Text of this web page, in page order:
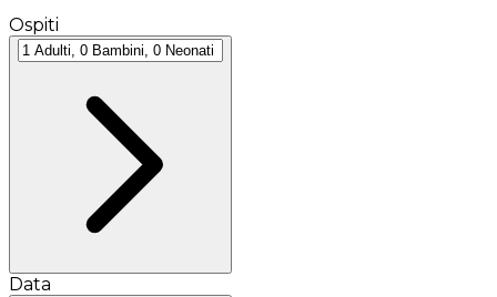
Ospiti
Data